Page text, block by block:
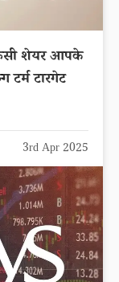
शेयर आपके
टर्म टारगेट
3rd Apr 2025